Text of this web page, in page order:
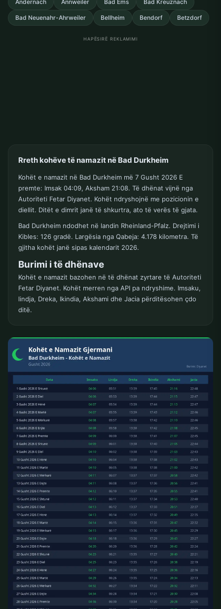
Andernach Annweiler Bad Ems Bad Kreuznach
Bad Neuenahr-Ahrweiler Bellheim Bendorf Betzdorf
HAPËSIRË REKLAMIMI
Rreth kohëve të namazit në Bad Durkheim
Kohët e namazit në Bad Durkheim më 7 Gusht 2026 E
premte: Imsak 04:09, Aksham 21:08. Të dhënat vijnë nga
Autoriteti Fetar Diyanet. Kohët ndryshojnë me pozicionin e
diellit. Ditët e dimrit janë të shkurtra, ato të verës të gjata.
Bad Durkheim ndodhet në landin Rheinland-Pfalz. Drejtimi i
Kibles: 126 gradë. Largësia nga Qabeja: 4.178 kilometra. Të
gjitha kohët janë sipas kalendarit 2026.
Burimi i të dhënave
Kohët e namazit bazohen në të dhënat zyrtare të Autoriteti
Fetar Diyanet. Kohët merren nga API pa ndryshime. Imsaku,
lindja, Dreka, Ikindia, Akshami dhe Jacia përditësohen çdo
ditë.